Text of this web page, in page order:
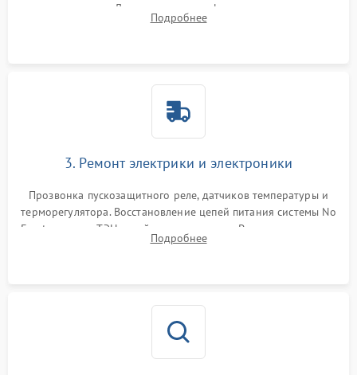
течеискателем. Демонтаж старого фильтра-осушителя и
продувка капиллярной трубки для устранения засоров.
Подробнее
3. Ремонт электрики и электроники
Прозвонка пускозащитного реле, датчиков температуры и
терморегулятора. Восстановление цепей питания системы No
Frost, включая ТЭН оттайки и вентилятор. Ремонт или замена
платы управления при сбоях алгоритмов.
Подробнее